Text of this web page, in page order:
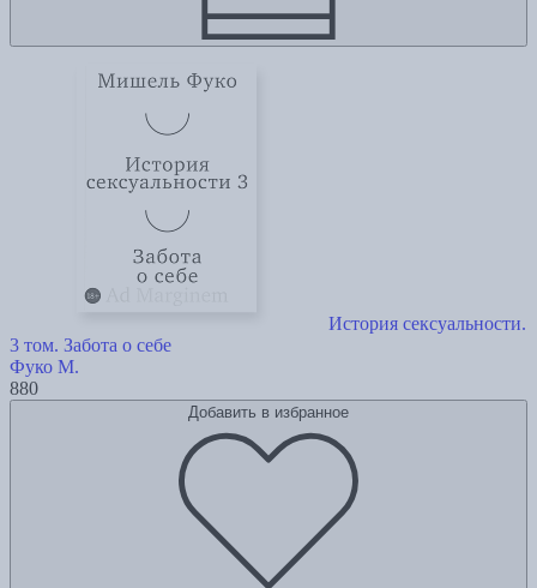
История сексуальности.
3 том. Забота о себе
Фуко М.
880
Добавить в избранное